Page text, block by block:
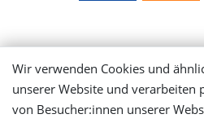
Mein
Login
Wir verwenden Cookies und
unserer Website und verarbeiten
von Besucher:innen unserer